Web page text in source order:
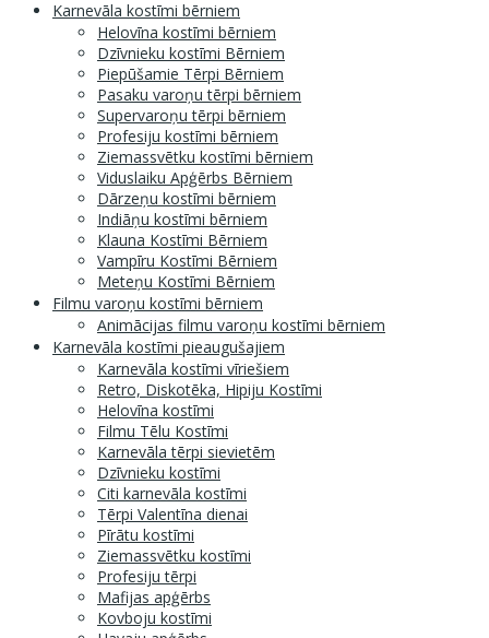
Karnevāla kostīmi bērniem
Helovīna kostīmi bērniem
Dzīvnieku kostīmi Bērniem
Piepūšamie Tērpi Bērniem
Pasaku varoņu tērpi bērniem
Supervaroņu tērpi bērniem
Profesiju kostīmi bērniem
Ziemassvētku kostīmi bērniem
Viduslaiku Apģērbs Bērniem
Dārzeņu kostīmi bērniem
Indiāņu kostīmi bērniem
Klauna Kostīmi Bērniem
Vampīru Kostīmi Bērniem
Meteņu Kostīmi Bērniem
Filmu varoņu kostīmi bērniem
Animācijas filmu varoņu kostīmi bērniem
Karnevāla kostīmi pieaugušajiem
Karnevāla kostīmi vīriešiem
Retro, Diskotēka, Hipiju Kostīmi
Helovīna kostīmi
Filmu Tēlu Kostīmi
Karnevāla tērpi sievietēm
Dzīvnieku kostīmi
Citi karnevāla kostīmi
Tērpi Valentīna dienai
Pīrātu kostīmi
Ziemassvētku kostīmi
Profesiju tērpi
Mafijas apģērbs
Kovboju kostīmi